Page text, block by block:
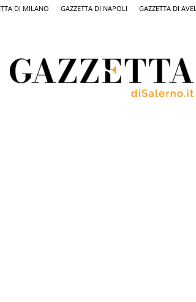
DI MILANO GAZZETTA DI NAPOLI GAZZETTA DI
Salerno,
il
quotidiano